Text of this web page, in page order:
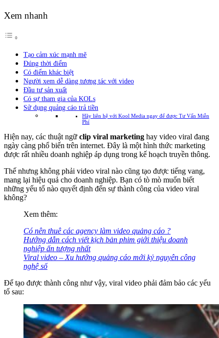
Xem nhanh
Tạo cảm xúc mạnh mẽ
Đúng thời điểm
Có điểm khác biệt
Người xem dễ dàng tương tác với video
Đầu tư sản xuất
Có sự tham gia của KOLs
Sử dụng quảng cáo trả tiền
Hãy liên hệ với Kool Media ngay để được Tư Vấn Miễn
Phí
Hiện nay, các thuật ngữ clip viral marketing hay video viral đang
ngày càng phổ biến trên internet. Đây là một hình thức marketing
được rất nhiều doanh nghiệp áp dụng trong kế hoạch truyền thông.
Thế nhưng không phải video viral nào cũng tạo được tiếng vang,
mang lại hiệu quả cho doanh nghiệp. Bạn có tò mò muốn biết
những yếu tố nào quyết định đến sự thành công của video viral
không?
Xem thêm:
Có nên thuê các agency làm video quảng cáo ?
Hướng dẫn cách viết kịch bản phim giới thiệu doanh
nghiệp ấn tượng nhất
Viral video – Xu hướng quảng cáo mới kỷ nguyên công
nghệ số
Để tạo được thành công như vậy, viral video phải đảm bảo các yếu
tố sau: